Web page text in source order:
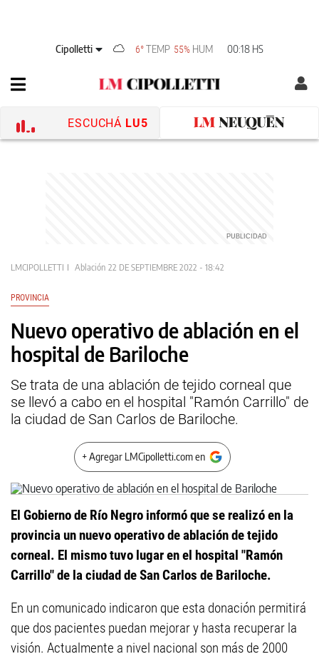
Cipolletti 6°TEMP 55% HUM 00:18 HS
ESCUCHÁ LU5
LMCIPOLLETTI Ablación 22 DE SEPTIEMBRE 2022 - 18:42
PROVINCIA
Nuevo operativo de ablación en el
hospital de Bariloche
Se trata de una ablación de tejido corneal que
se llevó a cabo en el hospital "Ramón Carrillo" de
la ciudad de San Carlos de Bariloche.
+ Agregar LMCipolletti.com en
El Gobierno de Río Negro informó que se realizó en la
provincia un nuevo operativo de ablación de tejido
corneal. El mismo tuvo lugar en el hospital "Ramón
Carrillo" de la ciudad de San Carlos de Bariloche.
En un comunicado indicaron que esta donación permitirá
que dos pacientes puedan mejorar y hasta recuperar la
visión. Actualmente a nivel nacional son más de 2000